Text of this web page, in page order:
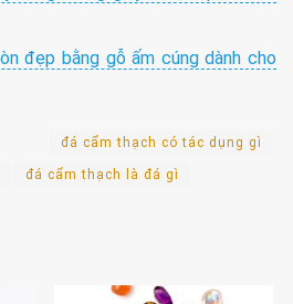
đẹp bằng gỗ ấm cúng dành cho
đá cẩm thạch có tác dụng gì
đá cẩm thạch là đá gì